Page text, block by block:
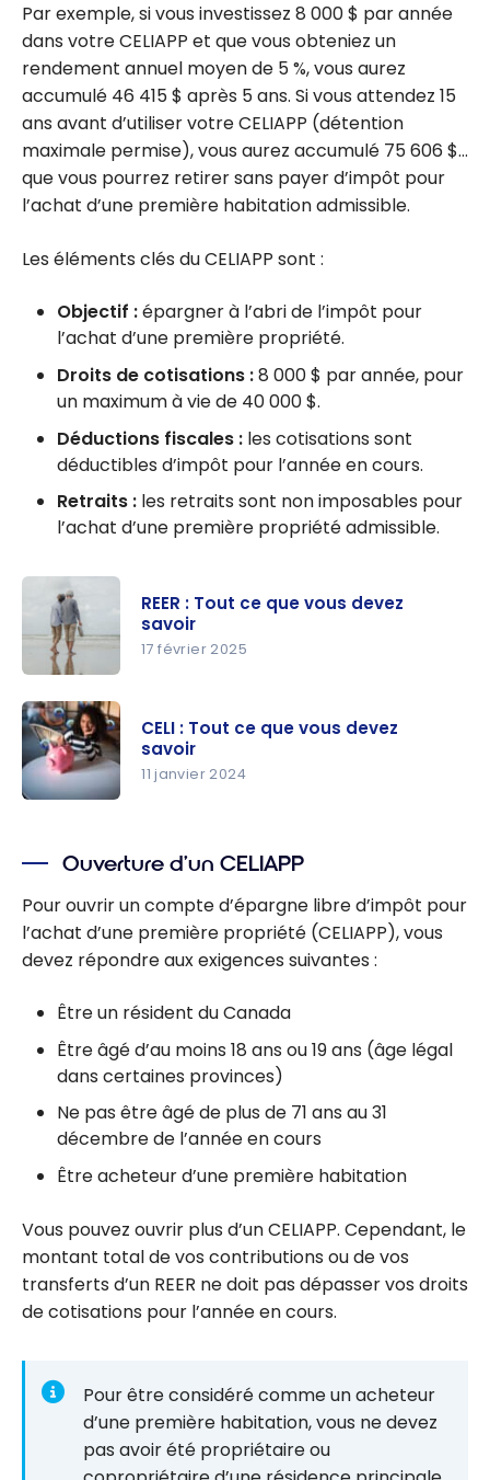
Par exemple, si vous investissez 8 000 $ par année
dans votre CELIAPP et que vous obteniez un
rendement annuel moyen de 5 %, vous aurez
accumulé 46 415 $ après 5 ans. Si vous attendez 15
ans avant d’utiliser votre CELIAPP (détention
maximale permise), vous aurez accumulé 75 606 $…
que vous pourrez retirer sans payer d’impôt pour
l’achat d’une première habitation admissible.
Les éléments clés du CELIAPP sont :
Objectif :épargner à l’abri de l’impôt pour
l’achat d’une première propriété.
Droits de cotisations :8 000 $ par année, pour
un maximum à vie de 40 000 $.
Déductions fiscales : les cotisations sont
déductibles d’impôt pour l’année en cours.
Retraits : les retraits sont non imposables pour
l’achat d’une première propriété admissible.
ce que
vous devez
savoir
REER : Tout ce que vous devez
savoir
17 février 2025
vous devez
savoir
CELI : Tout ce que vous devez
savoir
11 janvier 2024
Ouverture d’un CELIAPP
Pour ouvrir un compte d’épargne libre d’impôt pour
l’achat d’une première propriété (CELIAPP), vous
devez répondre aux exigences suivantes :
Être un résident du Canada
Être âgé d’au moins 18 ans ou 19 ans (âge légal
dans certaines provinces)
Ne pas être âgé de plus de 71 ans au 31
décembre de l’année en cours
Être acheteur d’une première habitation
Vous pouvez ouvrir plus d’un CELIAPP. Cependant, le
montant total de vos contributions ou de vos
transferts d’un REER ne doit pas dépasser vos droits
de cotisations pour l’année en cours.
Pour être considéré comme un acheteur
d’une première habitation, vous ne devez
pas avoir été propriétaire ou